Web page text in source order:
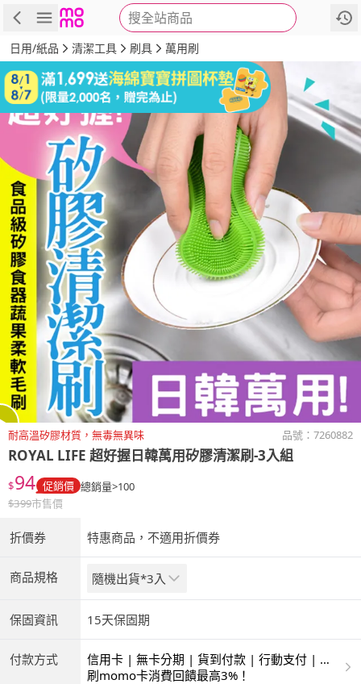
搜全站商品
商品 評價 詳情
日用/紙品 清潔工具 刷具 萬用刷
耐高溫矽膠材質，無毒無異味 品號： 7260882
ROYAL LIFE 超好握日韓萬用矽膠清潔刷-3入組
$94 促銷價 總銷量>100
$399市售價
折價券 特惠商品，不適用折價券
商品規格 隨機出貨*3入
保固資訊 15天保固期
付款方式
信用卡 | 無卡分期 | 貨到付款 | 行動支付 | 超
商付款 | ATM | 銀聯卡
刷momo卡消費回饋最高3%！